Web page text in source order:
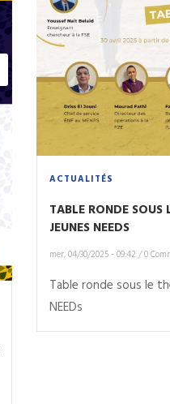
ACTUALITÉS
TABLE RONDE SOUS
JEUNES NEEDS
mer, 04/30/2025 - 09:42 /0
Table ronde sous le
NEEDs